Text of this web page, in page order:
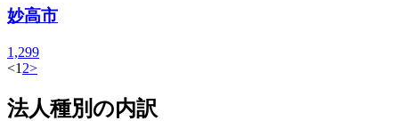
妙高市
1,299
<1 2>
法人種別の内訳